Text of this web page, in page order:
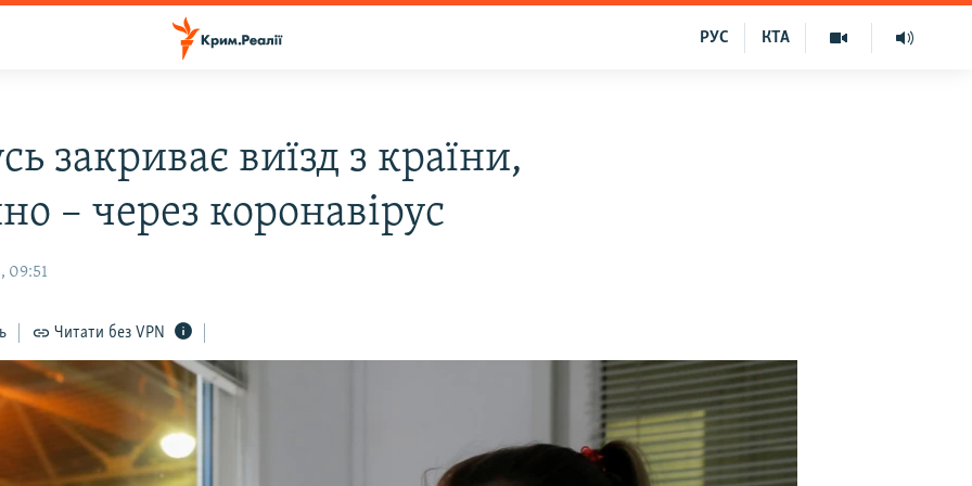
КТА
РУС
закриває виїзд з країни,
– через коронавірус
09:51
Читати без VPN